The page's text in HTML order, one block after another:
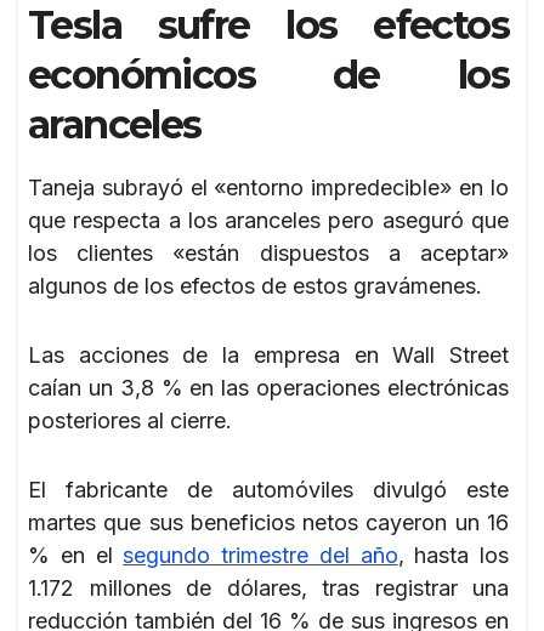
Tesla sufre los efectos
económicos de los
aranceles
Taneja subrayó el «entorno impredecible» en lo
que respecta a los aranceles pero aseguró que
los clientes «están dispuestos a aceptar»
algunos de los efectos de estos gravámenes.
Las acciones de la empresa en Wall Street
caían un 3,8 % en las operaciones electrónicas
posteriores al cierre.
El fabricante de automóviles divulgó este
martes que sus beneficios netos cayeron un 16
% en elsegundo trimestre del año, hasta los
1.172 millones de dólares, tras registrar una
reducción también del 16 % de sus ingresos en